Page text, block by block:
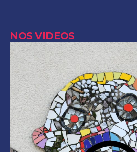
NOS VIDEOS